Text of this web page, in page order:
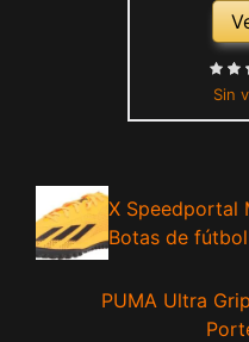
Sin
X Speedportal
Botas de
PUMA Ultra